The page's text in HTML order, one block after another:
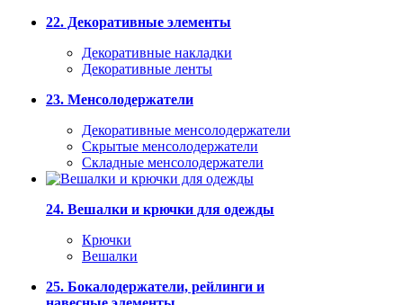
22. Декоративные элементы
Декоративные накладки
Декоративные ленты
23. Менсолодержатели
Декоративные менсолодержатели
Скрытые менсолодержатели
Складные менсолодержатели
24. Вешалки и крючки для одежды
Крючки
Вешалки
25. Бокалодержатели, рейлинги и